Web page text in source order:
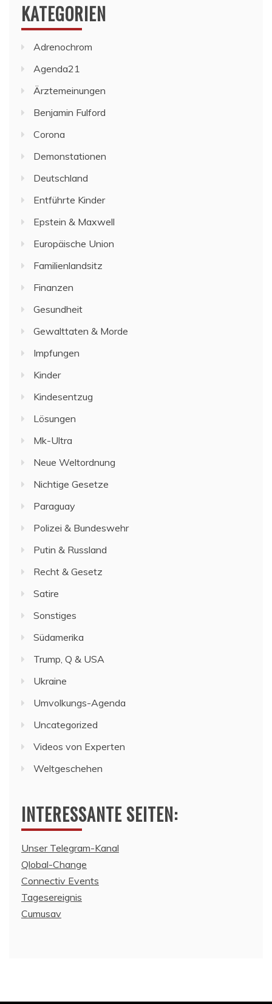
KATEGORIEN
Adrenochrom
Agenda21
Ärztemeinungen
Benjamin Fulford
Corona
Demonstationen
Deutschland
Entführte Kinder
Epstein & Maxwell
Europäische Union
Familienlandsitz
Finanzen
Gesundheit
Gewalttaten & Morde
Impfungen
Kinder
Kindesentzug
Lösungen
Mk-Ultra
Neue Weltordnung
Nichtige Gesetze
Paraguay
Polizei & Bundeswehr
Putin & Russland
Recht & Gesetz
Satire
Sonstiges
Südamerika
Trump, Q & USA
Ukraine
Umvolkungs-Agenda
Uncategorized
Videos von Experten
Weltgeschehen
INTERESSANTE SEITEN:
Unser Telegram-Kanal
Qlobal-Change
Connectiv Events
Tagesereignis
Cumusav